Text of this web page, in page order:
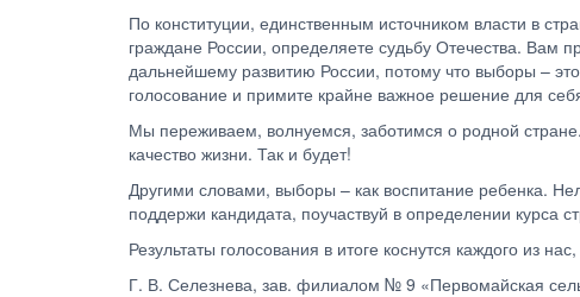
По конституции, единственным источником власти в
граждане России, определяете судьбу Отечества. Вам
дальнейшему развитию России, потому что выборы –
голосование и примите крайне важное решение для
Мы переживаем, волнуемся, заботимся о родной
качество жизни. Так и будет!
Другими словами, выборы – как воспитание ребенка.
поддержи кандидата, поучаствуй в определении курса
Результаты голосования в итоге коснутся каждого из
Г. В. Селезнева, зав. филиалом № 9 «Первомайская